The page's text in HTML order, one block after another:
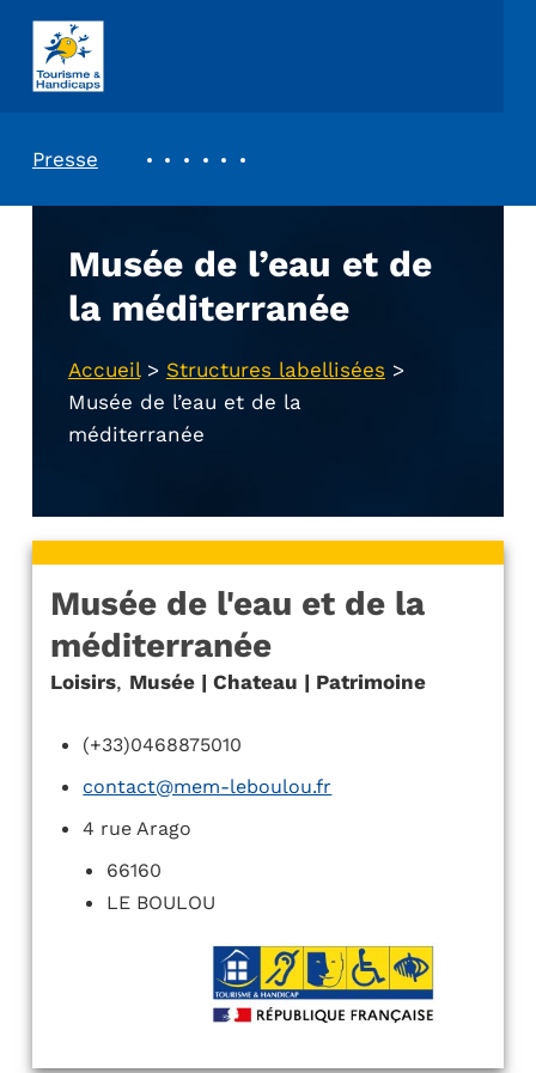
ASSOCIATION TOURISME ET HANDICAPS
Presse
Musée de l’eau et de
la méditerranée
Accueil> Structures labellisées >
Musée de l’eau et de la
méditerranée
Musée de l'eau et de la
méditerranée
Loisirs, Musée | Chateau | Patrimoine
(+33)0468875010
contact@mem-leboulou.fr
4 rue Arago
66160
LE BOULOU